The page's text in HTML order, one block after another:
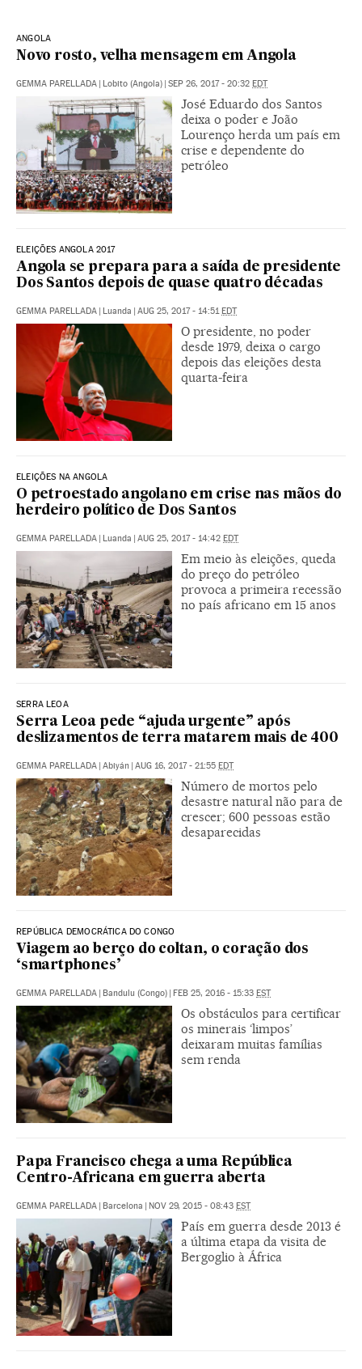
ANGOLA
Novo rosto, velha mensagem em Angola
GEMMA PARELLADA | Lobito (Angola) | SEP 26, 2017 - 20:32 EDT
José Eduardo dos Santos
deixa o poder e João
Lourenço herda um país em
crise e dependente do
petróleo
ELEIÇÕES ANGOLA 2017
Angola se prepara para a saída de presidente
Dos Santos depois de quase quatro décadas
GEMMA PARELLADA | Luanda | AUG 25, 2017 - 14:51EDT
O presidente, no poder
desde 1979, deixa o cargo
depois das eleições desta
quarta-feira
ELEIÇÕES NA ANGOLA
O petroestado angolano em crise nas mãos do
herdeiro político de Dos Santos
GEMMA PARELLADA | Luanda | AUG 25, 2017 - 14:42 EDT
Em meio às eleições, queda
do preço do petróleo
provoca a primeira recessão
no país africano em 15 anos
SERRA LEOA
Serra Leoa pede “ajuda urgente” após
deslizamentos de terra matarem mais de 400
GEMMA PARELLADA | Abiyán | AUG 16, 2017 - 21:55 EDT
Número de mortos pelo
desastre natural não para de
crescer; 600 pessoas estão
desaparecidas
REPÚBLICA DEMOCRÁTICA DO CONGO
Viagem ao berço do coltan, o coração dos
‘smartphones’
GEMMA PARELLADA | Bandulu (Congo) | FEB 25, 2016 - 15:33 EST
Os obstáculos para certificar
os minerais ‘limpos’
deixaram muitas famílias
sem renda
Papa Francisco chega a uma República
Centro-Africana em guerra aberta
GEMMA PARELLADA | Barcelona | NOV 29, 2015 - 08:43 EST
País em guerra desde 2013 é
a última etapa da visita de
Bergoglio à África